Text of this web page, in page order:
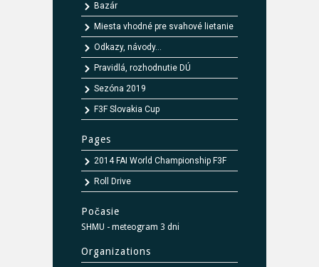
Bazár
Miesta vhodné pre svahové lietanie
Odkazy, návody...
Pravidlá, rozhodnutie DÚ
Sezóna 2019
F3F Slovakia Cup
Pages
2014 FAI World Championship F3F
Roll Drive
Počasie
SHMU - meteogram 3 dni
Organizations